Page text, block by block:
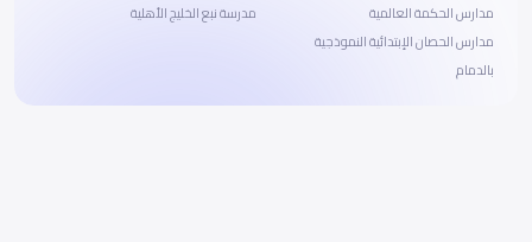
مدارس الحكمة العالمية
مدارس الحصان الإبتدائية النموذجية
بالدمام
مدرسة نبع الخليج الأهلية